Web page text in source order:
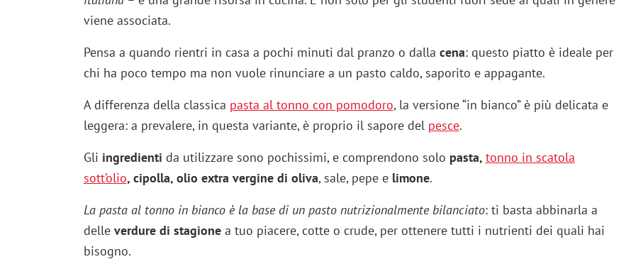
viene associata.
Pensa a quando rientri in casa a pochi minuti dal pranzo o dalla cena: questo piatto è ideale per
chi ha poco tempo ma non vuole rinunciare a un pasto caldo, saporito e appagante.
A differenza della classica pasta al tonno con pomodoro, la versione “in bianco” è più delicata e
leggera: a prevalere, in questa variante, è proprio il sapore del pesce.
Gli ingredienti da utilizzare sono pochissimi, e comprendono solo pasta, tonno in scatola
sott’olio, cipolla, olio extra vergine di oliva, sale, pepe elimone.
La pasta al tonno in bianco è la base di un pasto nutrizionalmente bilanciato: ti basta abbinarla a
delle verdure di stagionea tuo piacere, cotte o crude, per ottenere tutti i nutrienti dei quali hai
bisogno.